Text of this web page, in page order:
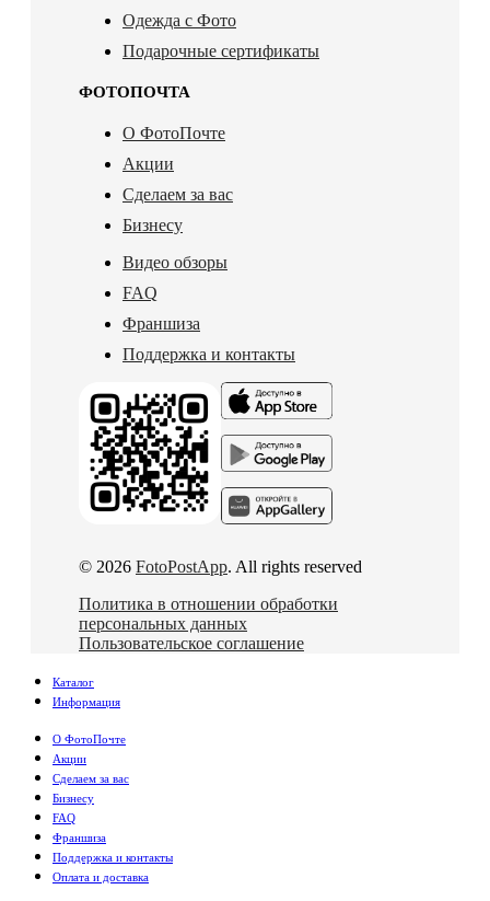
Одежда с Фото
Подарочные сертификаты
ФОТОПОЧТА
О ФотоПочте
Акции
Сделаем за вас
Бизнесу
Видео обзоры
FAQ
Франшиза
Поддержка и контакты
© 2026 FotoPostApp. All rights reserved
Политика в отношении обработки
персональных данных
Пользовательское соглашение
Каталог
Информация
О ФотоПочте
Акции
Сделаем за вас
Бизнесу
FAQ
Франшиза
Поддержка и контакты
Оплата и доставка